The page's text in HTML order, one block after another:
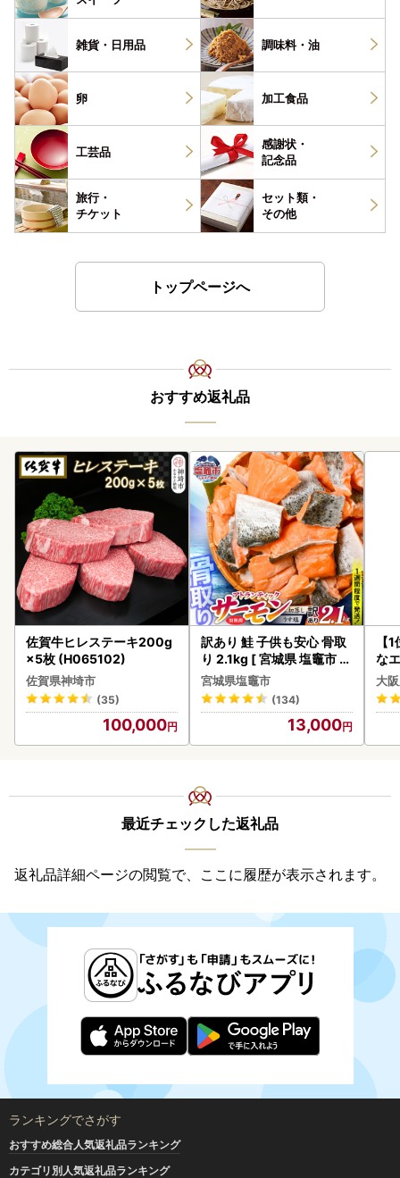
雑貨・ 日用品 調味料・ 油
卵 加工食品
工芸品
感謝状・
記念品
旅行・
チケット
セット類・
その他
トップページへ
おすすめ返礼品
佐賀牛ヒレステーキ200g
×5枚 (H065102)
佐賀県神埼市
(35)
100,000
訳あり 鮭 子供も安心 骨取
り 2.1kg [ 宮城県 塩竈市 ]
鮭
宮城県塩竈市
(134)
13,000
【
な
大
最近チェックした返礼品
返礼品詳細ページの閲覧で、ここに履歴が表示されます。
ランキングでさがす
おすすめ総合人気返礼品ランキング
カテゴリ別人気返礼品ランキング